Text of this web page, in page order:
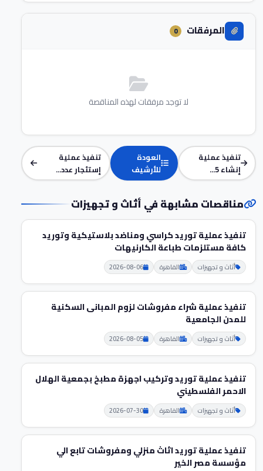
المرفقات 0
لا توجد مرفقات لهذه المناقصة
تنفيذ عملية
إنشاء 5...
العودة
للأرشيف
تنفيذ عملية
إستئجار عدد...
مناقصات مشابهة في أثاث و تجهيزات
تنفيذ عملية توريد كراسي ومناضد بلاستيكية وتوريد
كافة مستلزمات طباعة الكارنيهات
أثاث و تجهيزات القاهرة 2026-08-06
تنفيذ عملية شراء مفروشات لزوم المبانى السكنية
للمدن الجامعية
أثاث و تجهيزات القاهرة 2026-08-05
تنفيذ عملية توريد وتركيب اجهزة مطبخ بجمعية الهلال
الاحمر الفلسطيني
أثاث و تجهيزات القاهرة 2026-07-30
تنفيذ عملية توريد اثاث منزلي ومفروشات تابع الي
مؤسسة مصر الخير